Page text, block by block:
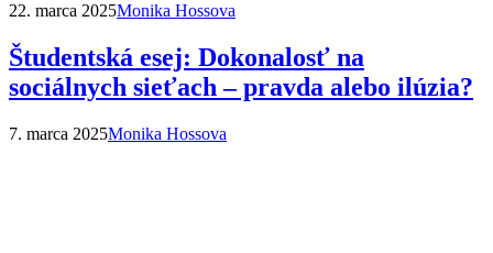
22. marca 2025Monika Hossova
Študentská esej: Dokonalosť na
sociálnych sieťach – pravda alebo ilúzia?
7. marca 2025Monika Hossova